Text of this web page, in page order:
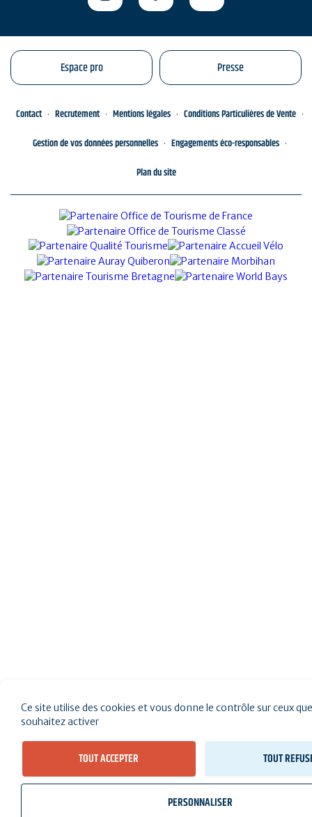
Espace pro Presse
Contact Recrutement Mentions légales
Conditions Particulières de Vente
Gestion de vos données personnelles
Engagements éco-responsables
Plan du site
Ce site utilise des cookies et vous donne le contrôle sur ceux
souhaitez activer
TOUT ACCEPTER TOUT
PERSONNALISER